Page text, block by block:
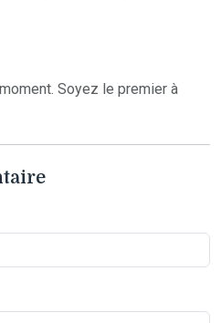
Soyez le premier à